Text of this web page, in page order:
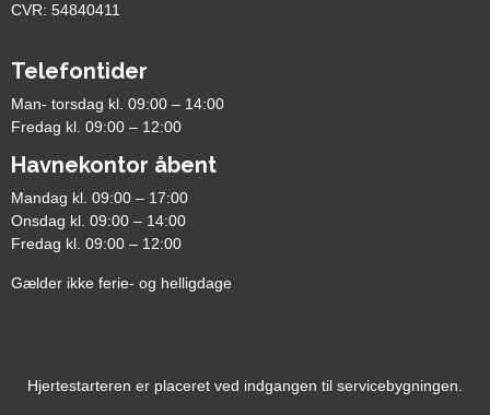
CVR: 54840411
Telefontider
Man- torsdag kl. 09:00 – 14:00
Fredag kl. 09:00 – 12:00
Havnekontor åbent
Mandag kl. 09:00 – 17:00
Onsdag kl. 09:00 – 14:00
Fredag kl. 09:00 – 12:00
Gælder ikke ferie- og helligdage
Hjertestarteren er placeret ved indgangen til servicebygningen.